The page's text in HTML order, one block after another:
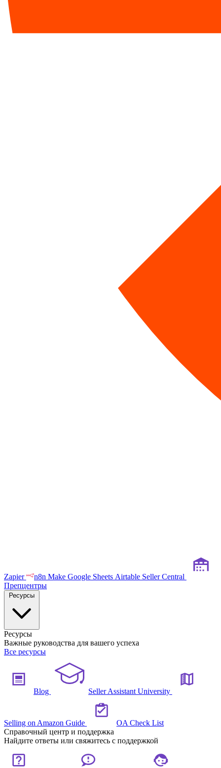
Zapier n8n Make Google Sheets Airtable Seller Central
Препцентры
Ресурсы
Важные руководства для вашего успеха
Все ресурсы
Blog Seller Assistant University
Selling on Amazon Guide
OA Check List
Справочный центр и поддержка
Найдите ответы или свяжитесь с поддержкой